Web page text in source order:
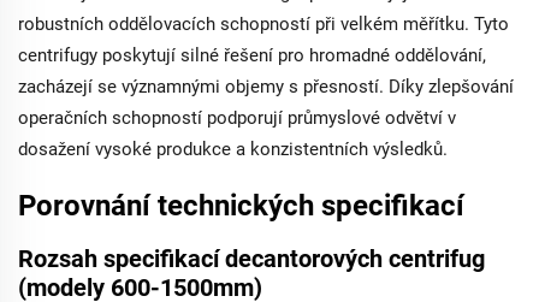
robustních oddělovacích schopností při velkém měřítku. Tyto
centrifugy poskytují silné řešení pro hromadné oddělování,
zacházejí se významnými objemy s přesností. Díky zlepšování
operačních schopností podporují průmyslové odvětví v
dosažení vysoké produkce a konzistentních výsledků.
Porovnání technických specifikací
Rozsah specifikací decantorových centrifug
(modely 600-1500mm)